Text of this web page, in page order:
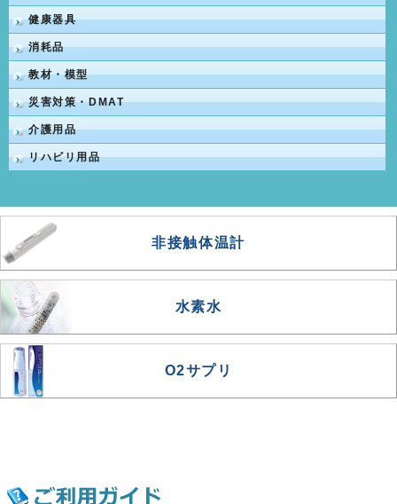
健康器具
消耗品
教材・模型
災害対策・DMAT
介護用品
リハビリ用品
非接触体温計
水素水
O2サプリ